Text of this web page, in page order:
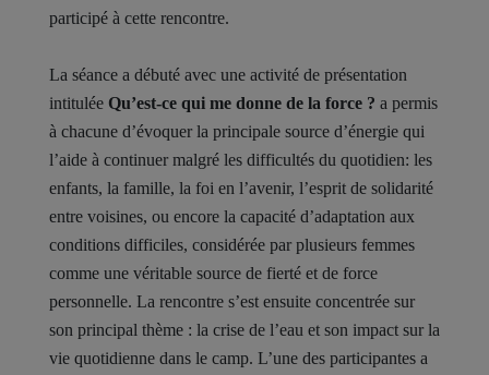
participé à cette rencontre.
La séance a débuté avec une activité de présentation
intitulée Qu’est-ce qui me donne de la force ? a permis
à chacune d’évoquer la principale source d’énergie qui
l’aide à continuer malgré les difficultés du quotidien: les
enfants, la famille, la foi en l’avenir, l’esprit de solidarité
entre voisines, ou encore la capacité d’adaptation aux
conditions difficiles, considérée par plusieurs femmes
comme une véritable source de fierté et de force
personnelle. La rencontre s’est ensuite concentrée sur
son principal thème : la crise de l’eau et son impact sur la
vie quotidienne dans le camp. L’une des participantes a